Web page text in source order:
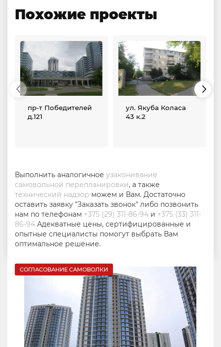
Похожие проекты
пр-т Победителей
д.121
ул. Якуба Коласа
43 к.2
Выполнить аналогичное узаконивание
самовольной перепланировки, а также
технический надзор можем и Вам. Достаточно
оставить заявку "Заказать звонок" либо позвонить
нам по телефонам +375 (29) 311-86-94 и +375 (33) 311-
86-94 Адекватные цены, сертифицированные и
опытные специалисты помогут выбрать Вам
оптимальное решение.
СОГЛАСОВАНИЕ САМОВОЛКИ